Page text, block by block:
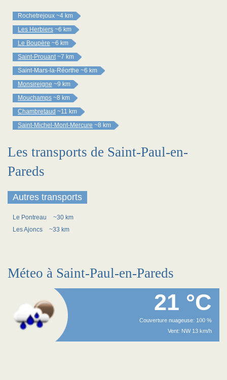
Rochetrejoux ~4 km
Les Herbiers ~6 km
Le Boupère ~6 km
Saint-Prouant ~7 km
Saint-Mars-la-Réorthe ~6 km
Monsireigne ~9 km
Mouchamps ~8 km
Chambretaud ~11 km
Saint-Michel-Mont-Mercure ~8 km
Les transports de Saint-Paul-en-
Pareds
Autres transports
Le Pontreau
~30 km
Les Ajoncs
~33 km
Méteo à Saint-Paul-en-Pareds
21 °C
Couverture nuageuse: 100 %
Vent: NW 13 km/h